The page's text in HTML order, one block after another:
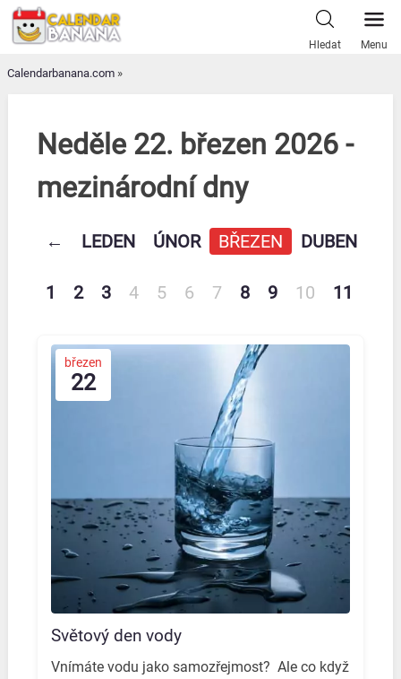
Skip
Hledat Menu
Calendarbanana.com »
Neděle 22. březen 2026 -
mezinárodní dny
← LEDEN ÚNOR BŘEZEN DUBEN
1 2 3 4 5 6 7 8 9 10 11
březen
22
Světový den vody
Vnímáte vodu jako samozřejmost? ️ Ale co když